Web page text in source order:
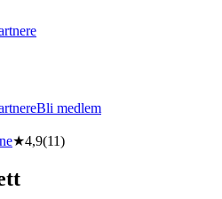
Bli medlem
★4,9(11)